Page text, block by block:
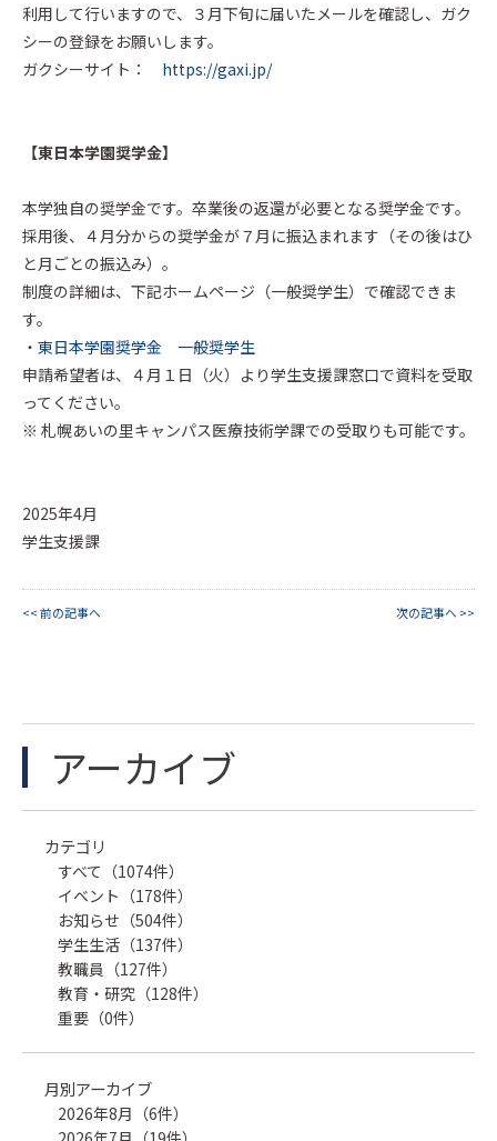
利用して行いますので、３月下旬に届いたメールを確認し、ガク
シーの登録をお願いします。
ガクシーサイト： https://gaxi.jp/
【東日本学園奨学金】
本学独自の奨学金です。卒業後の返還が必要となる奨学金です。
採用後、４月分からの奨学金が７月に振込まれます（その後はひ
と月ごとの振込み）。
制度の詳細は、下記ホームページ（一般奨学生）で確認できま
す。
・ 東日本学園奨学金 一般奨学生
申請希望者は、４月１日（火）より学生支援課窓口で資料を受取
ってください。
※ 札幌あいの里キャンパス医療技術学課での受取りも可能です。
2025年4月
学生支援課
<< 前の記事へ 次の記事へ >>
アーカイブ
カテゴリ
すべて（1074件）
イベント（178件）
お知らせ（504件）
学生生活（137件）
教職員（127件）
教育・研究（128件）
重要（0件）
月別アーカイブ
2026年8月（6件）